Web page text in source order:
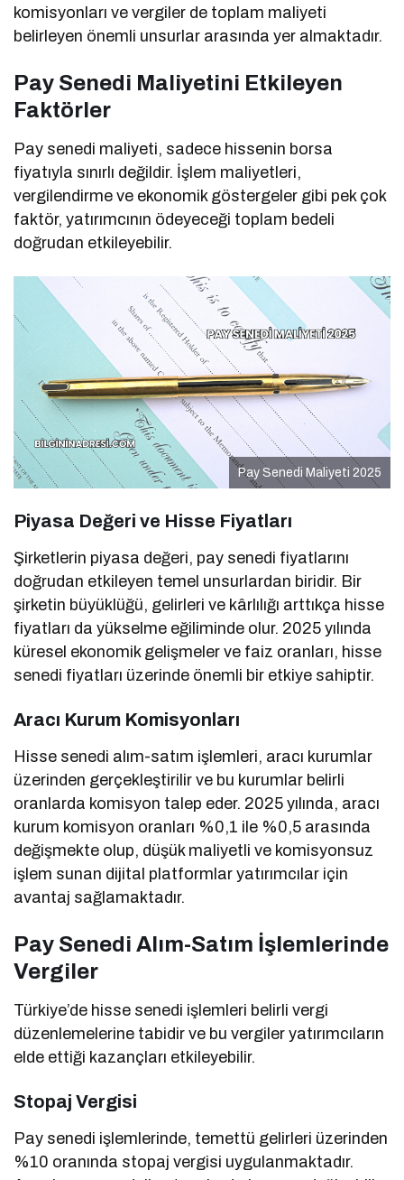
komisyonları ve vergiler de toplam maliyeti
belirleyen önemli unsurlar arasında yer almaktadır.
Pay Senedi Maliyetini Etkileyen
Faktörler
Pay senedi maliyeti, sadece hissenin borsa
fiyatıyla sınırlı değildir. İşlem maliyetleri,
vergilendirme ve ekonomik göstergeler gibi pek çok
faktör, yatırımcının ödeyeceği toplam bedeli
doğrudan etkileyebilir.
Pay Senedi Maliyeti 2025
Piyasa Değeri ve Hisse Fiyatları
Şirketlerin piyasa değeri, pay senedi fiyatlarını
doğrudan etkileyen temel unsurlardan biridir. Bir
şirketin büyüklüğü, gelirleri ve kârlılığı arttıkça hisse
fiyatları da yükselme eğiliminde olur. 2025 yılında
küresel ekonomik gelişmeler ve faiz oranları, hisse
senedi fiyatları üzerinde önemli bir etkiye sahiptir.
Aracı Kurum Komisyonları
Hisse senedi alım-satım işlemleri, aracı kurumlar
üzerinden gerçekleştirilir ve bu kurumlar belirli
oranlarda komisyon talep eder. 2025 yılında, aracı
kurum komisyon oranları %0,1 ile %0,5 arasında
değişmekte olup, düşük maliyetli ve komisyonsuz
işlem sunan dijital platformlar yatırımcılar için
avantaj sağlamaktadır.
Pay Senedi Alım-Satım İşlemlerinde
Vergiler
Türkiye’de hisse senedi işlemleri belirli vergi
düzenlemelerine tabidir ve bu vergiler yatırımcıların
elde ettiği kazançları etkileyebilir.
Stopaj Vergisi
Pay senedi işlemlerinde, temettü gelirleri üzerinden
%10 oranında stopaj vergisi uygulanmaktadır.